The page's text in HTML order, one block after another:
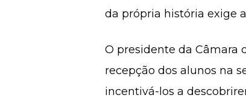
da própria história exige
O presidente da Câmara
recepção dos alunos na
incentivá-los a